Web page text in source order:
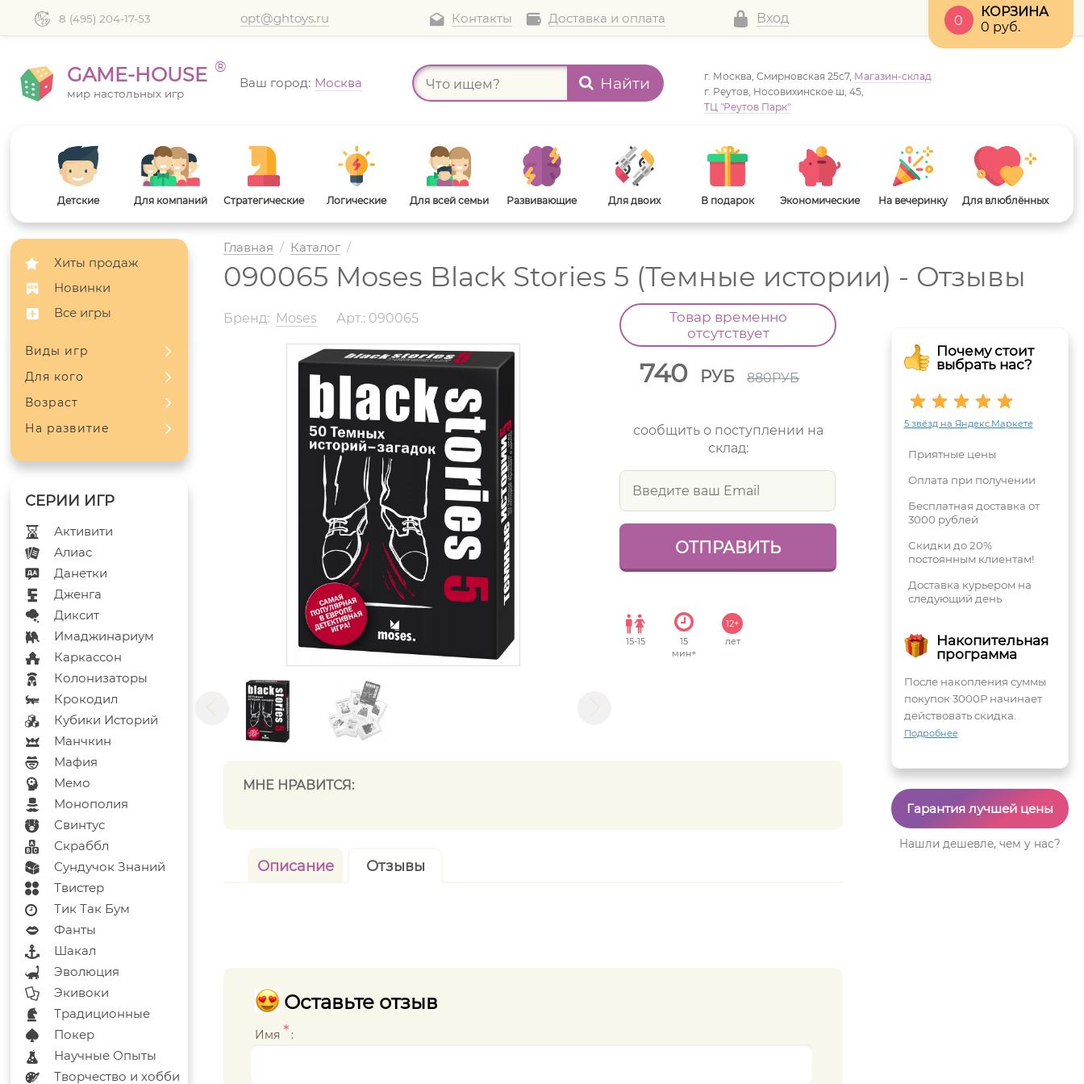
8 (495) 204-17-53 opt@ghtoys.ru Контакты Доставка и оплата Вход
КОРЗИНА
0 руб.
0
GAME-HOUSE ®
мир настольных игр
Ваш город: Москва Найти г. Москва, Смирновская 25с7, Магазин-склад
г. Реутов, Носовихинское ш, 45,
ТЦ "Реутов Парк"
Детские Для компаний Стратегические Логические Для всей семьи Развивающие Для двоих В подарок Экономические На вечеринку Для влюблённых
Хиты продаж
Новинки
Все игры
Виды игр
Для кого
Возраст
На развитие
Активити
Алиас
Данетки
Дженга
Диксит
Имаджинариум
Каркассон
Колонизаторы
Крокодил
Кубики Историй
Манчкин
Мафия
Мемо
Монополия
Свинтус
Скраббл
Сундучок Знаний
Твистер
Тик Так Бум
Фанты
Шакал
Эволюция
Экивоки
Традиционные
Покер
Научные Опыты
Творчество и хобби
Главная / Каталог /
090065 Moses Black Stories 5 (Темные истории) - Отзывы
Почему стоит
выбрать нас?
5 звёзд на Яндекс.Маркете
Приятные цены
Оплата при получении
Бесплатная доставка от
3000 рублей
Скидки до 20%
постоянным клиентам!
Доставка курьером на
следующий день
Накопительная
программа
После накопления суммы
покупок 3000Р начинает
действовать скидка.
Подробнее
Гарантия лучшей цены
Нашли дешевле, чем у нас?
Бренд: Moses Арт.: 090065
Товар временно
отсутствует
740 РУБ 880РУБ
сообщить о поступлении на
склад:
15-15
15
мин+
12+
лет
МНЕ НРАВИТСЯ:
Описание Отзывы
Оставьте отзыв
Имя * :